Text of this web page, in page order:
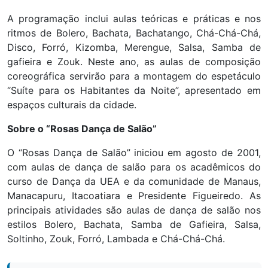
A programação inclui aulas teóricas e práticas e nos
ritmos de Bolero, Bachata, Bachatango, Chá-Chá-Chá,
Disco, Forró, Kizomba, Merengue, Salsa, Samba de
gafieira e Zouk. Neste ano, as aulas de composição
coreográfica servirão para a montagem do espetáculo
“Suíte para os Habitantes da Noite”, apresentado em
espaços culturais da cidade.
Sobre o “Rosas Dança de Salão”
O “Rosas Dança de Salão” iniciou em agosto de 2001,
com aulas de dança de salão para os acadêmicos do
curso de Dança da UEA e da comunidade de Manaus,
Manacapuru, Itacoatiara e Presidente Figueiredo. As
principais atividades são aulas de dança de salão nos
estilos Bolero, Bachata, Samba de Gafieira, Salsa,
Soltinho, Zouk, Forró, Lambada e Chá-Chá-Chá.